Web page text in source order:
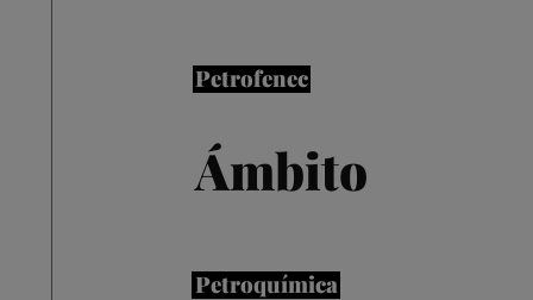
Petrofenec
Ámbito
Petroquímica